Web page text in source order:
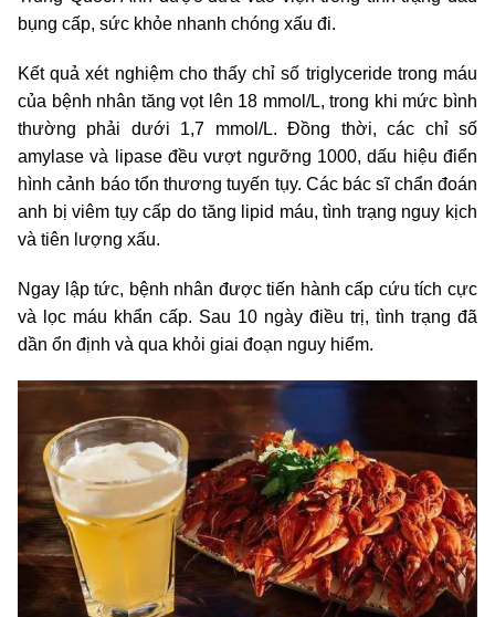
bụng cấp, sức khỏe nhanh chóng xấu đi.
Kết quả xét nghiệm cho thấy chỉ số triglyceride trong máu
của bệnh nhân tăng vọt lên 18 mmol/L, trong khi mức bình
thường phải dưới 1,7 mmol/L. Đồng thời, các chỉ số
amylase và lipase đều vượt ngưỡng 1000, dấu hiệu điển
hình cảnh báo tổn thương tuyến tụy. Các bác sĩ chẩn đoán
anh bị viêm tụy cấp do tăng lipid máu, tình trạng nguy kịch
và tiên lượng xấu.
Ngay lập tức, bệnh nhân được tiến hành cấp cứu tích cực
và lọc máu khẩn cấp. Sau 10 ngày điều trị, tình trạng đã
dần ổn định và qua khỏi giai đoạn nguy hiểm.